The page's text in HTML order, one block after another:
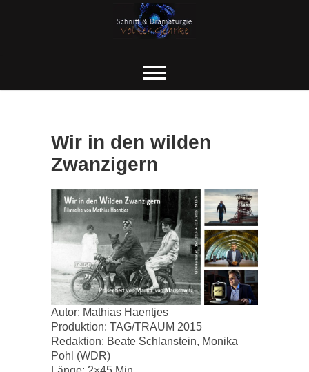
Wir in den wilden
Zwanzigern
Autor: Mathias Haentjes
Produktion: TAG/TRAUM 2015
Redaktion: Beate Schlanstein, Monika
Pohl (WDR)